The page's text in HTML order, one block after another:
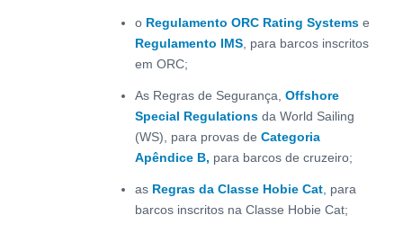
o Regulamento ORC Rating Systemse
Regulamento IMS, para barcos inscritos
em ORC;
As Regras de Segurança, Offshore
Special Regulationsda World Sailing
(WS), para provas de Categoria
Apêndice B, para barcos de cruzeiro;
as Regras da Classe Hobie Cat, para
barcos inscritos na Classe Hobie Cat;